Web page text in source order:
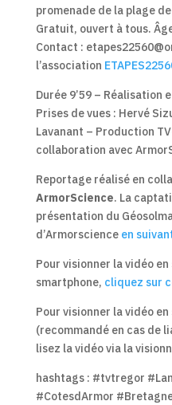
promenade de la plage
Gratuit, ouvert à tous.
Contact :
l’association
Durée 9’59 – Réalisation
Prises de vues : Hervé
Lavanant – Production
collaboration avec
Reportage réalisé en
ArmorScience. La
présentation du
d’Armorscience en
Pour visionner la vidéo
smartphone, cliquez sur
Pour visionner la vidéo
(recommandé en cas de
lisez la vidéo via la
hashtags : #tvtregor
#CotesdArmor